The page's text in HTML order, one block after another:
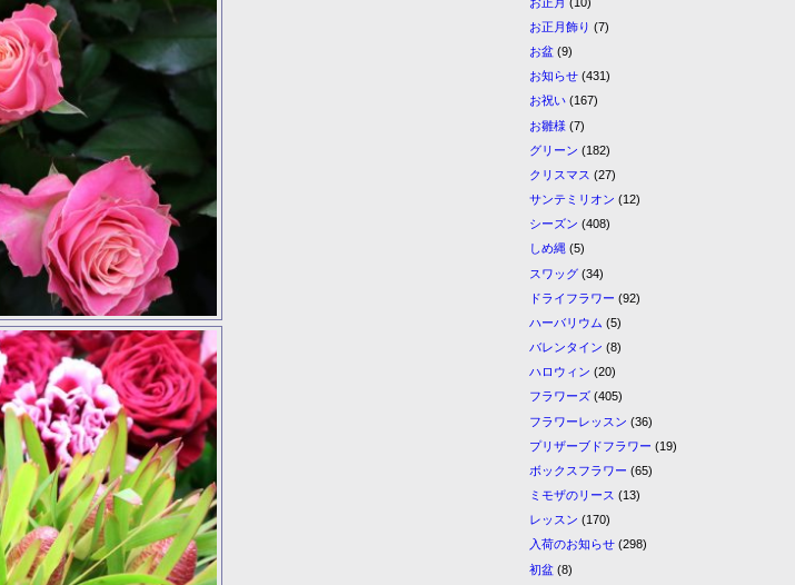
お正月飾り (7)
お盆 (9)
お知らせ (431)
お祝い (167)
お雛様 (7)
グリーン (182)
クリスマス (27)
サンテミリオン (12)
シーズン (408)
しめ縄 (5)
スワッグ (34)
ドライフラワー (92)
ハーバリウム (5)
バレンタイン (8)
ハロウィン (20)
フラワーズ (405)
フラワーレッスン (36)
プリザーブドフラワー (19)
ボックスフラワー (65)
ミモザのリース (13)
レッスン (170)
入荷のお知らせ (298)
初盆 (8)